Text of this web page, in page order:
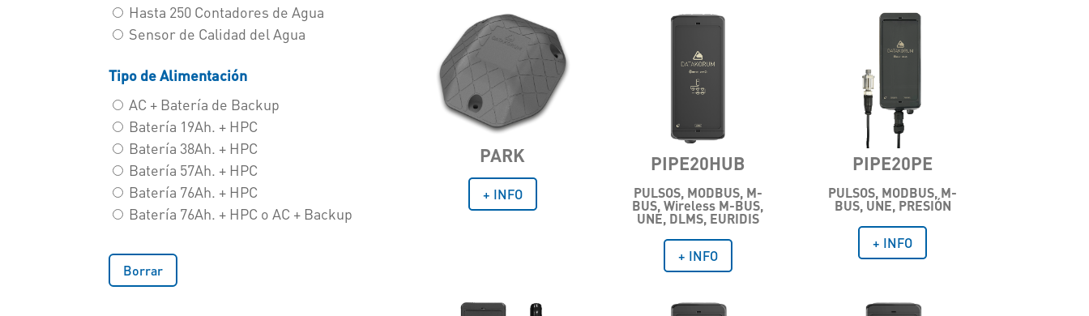
Hasta 250 Contadores de Agua
Sensor de Calidad del Agua
Tipo de Alimentación
AC + Batería de Backup
Batería 19Ah. + HPC
Batería 38Ah. + HPC
Batería 57Ah. + HPC
Batería 76Ah. + HPC
Batería 76Ah. + HPC o AC + Backup
Borrar
PARK
+ INFO
PIPE20HUB
PULSOS, MODBUS, M-
BUS, Wireless M-BUS,
UNE, DLMS, EURIDIS
+ INFO
PIPE20PE
PULSOS, MODBUS, M-
BUS, UNE, PRESIÓN
+ INFO